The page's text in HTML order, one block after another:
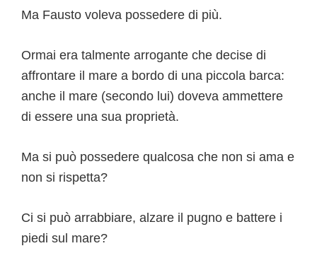
Ma Fausto voleva possedere di più.
Ormai era talmente arrogante che decise di
affrontare il mare a bordo di una piccola barca:
anche il mare (secondo lui) doveva ammettere
di essere una sua proprietà.
Ma si può possedere qualcosa che non si ama e
non si rispetta?
Ci si può arrabbiare, alzare il pugno e battere i
piedi sul mare?